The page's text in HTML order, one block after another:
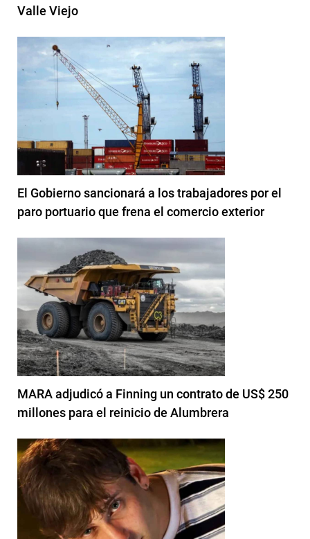
Valle Viejo
El Gobierno sancionará a los trabajadores por el
paro portuario que frena el comercio exterior
MARA adjudicó a Finning un contrato de US$ 250
millones para el reinicio de Alumbrera